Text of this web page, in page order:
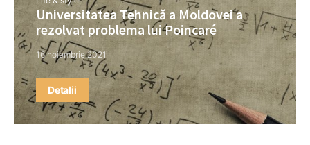
Universitatea Tehnică a Moldovei a
rezolvat problema lui Poincaré
16 noiembrie 2021
Detalii